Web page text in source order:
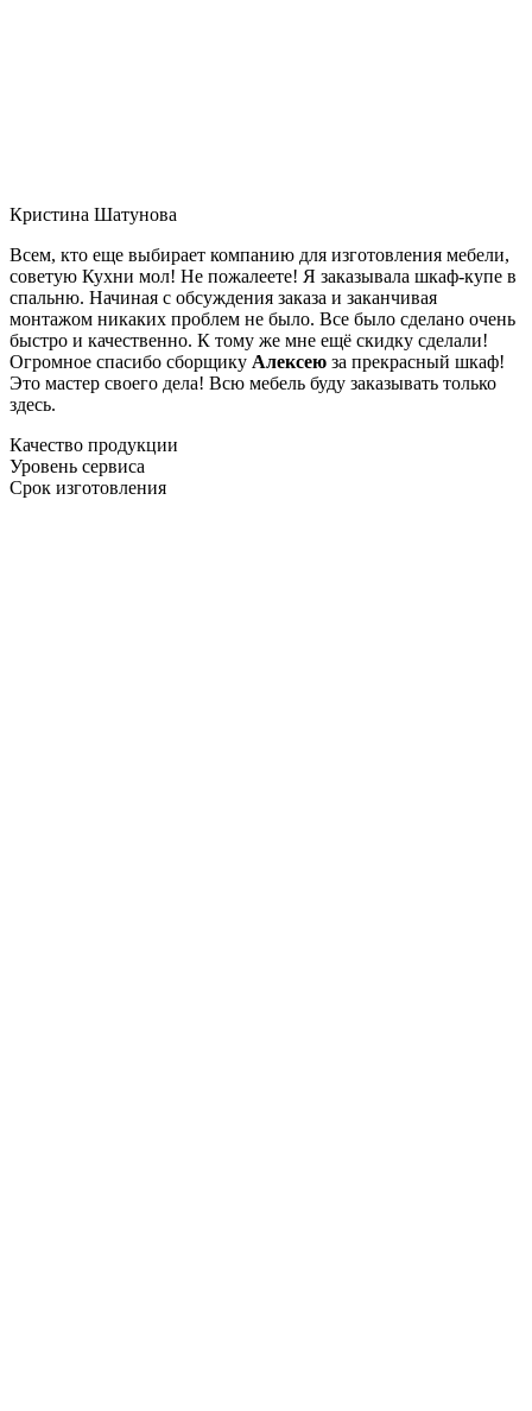
Кристина Шатунова
Всем, кто еще выбирает компанию для изготовления мебели,
советую Кухни мол! Не пожалеете! Я заказывала шкаф-купе в
спальню. Начиная с обсуждения заказа и заканчивая
монтажом никаких проблем не было. Все было сделано очень
быстро и качественно. К тому же мне ещё скидку сделали!
Огромное спасибо сборщику Алексею за прекрасный шкаф!
Это мастер своего дела! Всю мебель буду заказывать только
здесь.
Качество продукции
Уровень сервиса
Срок изготовления